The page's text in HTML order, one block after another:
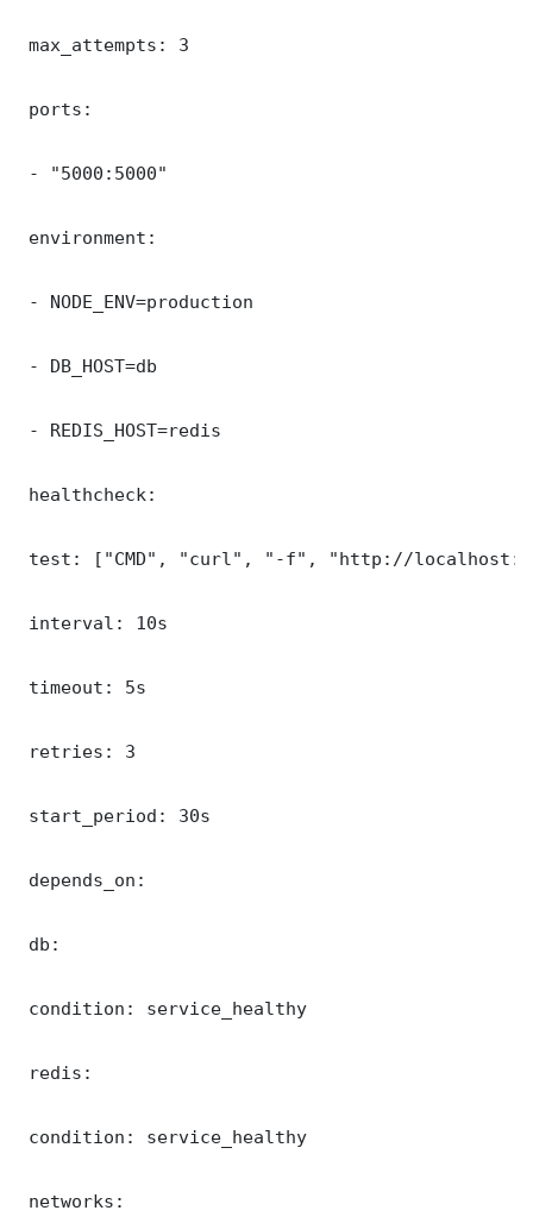
max_attempts: 3
ports:
- "5000:5000"
environment:
- NODE_ENV=production
- DB_HOST=db
- REDIS_HOST=redis
healthcheck:
test: ["CMD", "curl", "-f", "http://
interval: 10s
timeout: 5s
retries: 3
start_period: 30s
depends_on:
db:
condition: service_healthy
redis:
condition: service_healthy
networks: